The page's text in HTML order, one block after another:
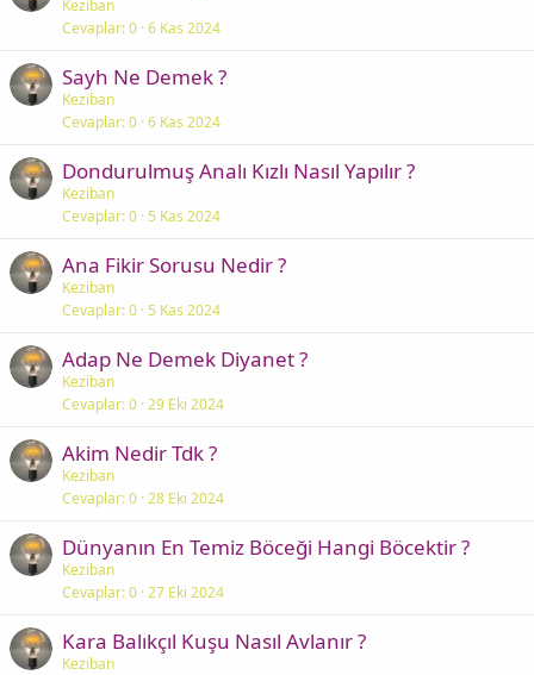
Keziban
Cevaplar 0 6 Kas 2024
Sayh Ne Demek ?
Keziban
Cevaplar 0 6 Kas 2024
Dondurulmuş Analı Kızlı Nasıl Yapılır ?
Keziban
Cevaplar 0 5 Kas 2024
Ana Fikir Sorusu Nedir ?
Keziban
Cevaplar 0 5 Kas 2024
Adap Ne Demek Diyanet ?
Keziban
Cevaplar 0 29 Eki 2024
Akim Nedir Tdk ?
Keziban
Cevaplar 0 28 Eki 2024
Dünyanın En Temiz Böceği Hangi Böcektir ?
Keziban
Cevaplar 0 27 Eki 2024
Kara Balıkçıl Kuşu Nasıl Avlanır ?
Keziban